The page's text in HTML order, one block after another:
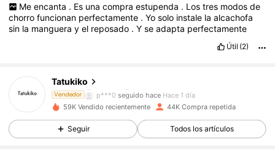
Me encanta . Es una compra estupenda . Los tres modos de
chorrofuncionan perfectamente .Yosolo instale laalcachofa
sin la manguerayel reposado .Yseadapta perfectamente
Útil (2)
Tatukiko
Vendedor p***0 seguido hace Hace 1 día
4,84
8.2K Seguidores
8.2K Seguidores
59K Vendido recientemente 44K Compra repetida
Seguir Todos los artículos